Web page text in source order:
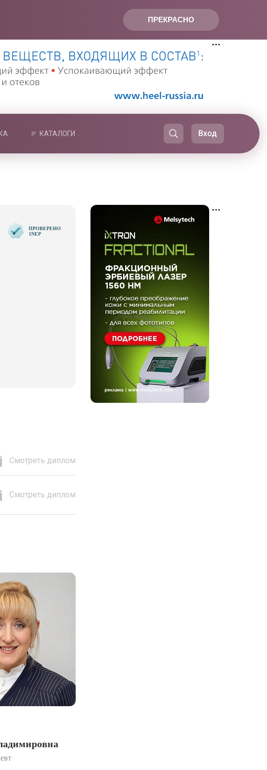
ПРЕКРАСНО
КАТАЛОГИ Вход
ПРОВЕРЕНО
1NEP
Смотреть диплом
Смотреть диплом